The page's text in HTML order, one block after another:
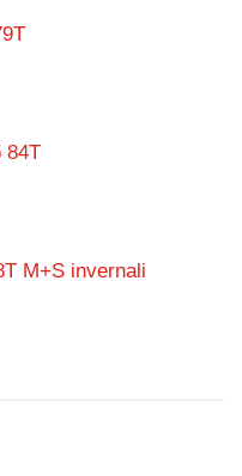
84T
M+S invernali